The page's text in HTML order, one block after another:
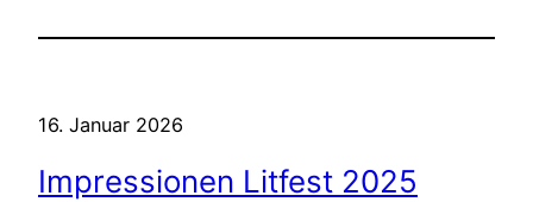
16. Januar 2026
Impressionen Litfest 2025